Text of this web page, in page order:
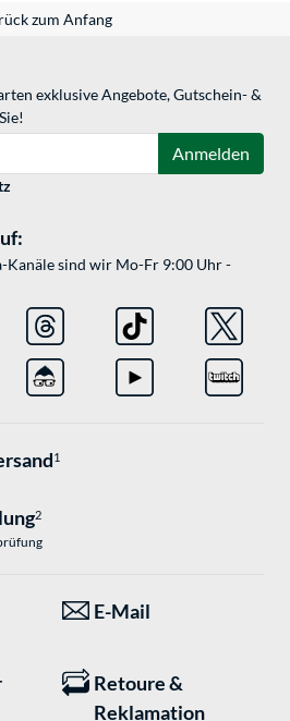
zum Anfang
exklusive Angebote, Gutschein- &
Anmelden
Kanäle sind wir Mo-Fr 9:00 Uhr -
1
2
E-Mail
Retoure &
Reklamation